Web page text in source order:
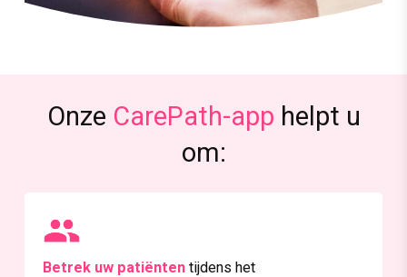
Onze CarePath-app helpt u
om:
Betrek uw patiënten tijdens het